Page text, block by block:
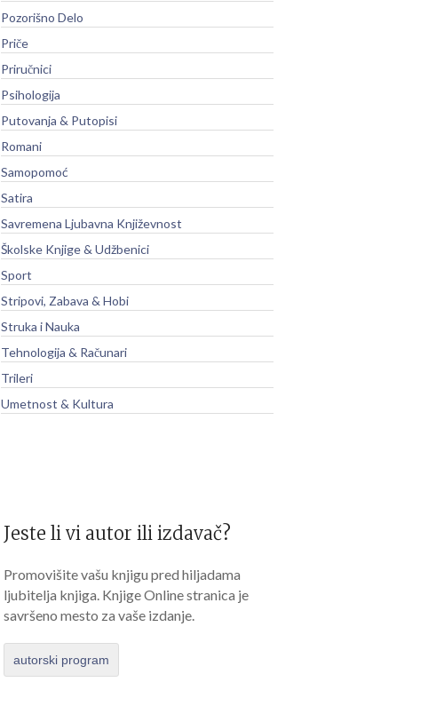
Pozorišno Delo
Priče
Priručnici
Psihologija
Putovanja & Putopisi
Romani
Samopomoć
Satira
Savremena Ljubavna Književnost
Školske Knjige & Udžbenici
Sport
Stripovi, Zabava & Hobi
Struka i Nauka
Tehnologija & Računari
Trileri
Umetnost & Kultura
Jeste li vi autor ili izdavač?
Promovišite vašu knjigu pred hiljadama
ljubitelja knjiga. Knjige Online stranica je
savršeno mesto za vaše izdanje.
autorski program